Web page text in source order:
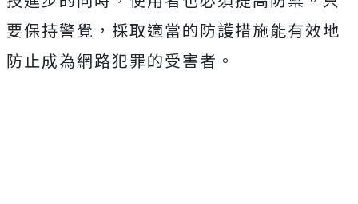
要保持警覺，採取適當的防護措施能有效地
防止成為網路犯罪的受害者。